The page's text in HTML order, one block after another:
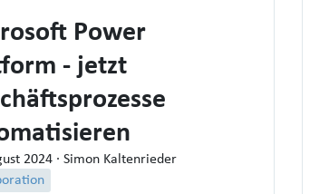
Power
- jetzt
2024 · Simon Kaltenrieder